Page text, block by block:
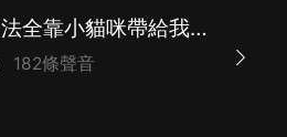
一人：功法全靠小貓咪帶給我|一人之下同人|重生穿越|現代玄幻多人有聲劇
182條聲音